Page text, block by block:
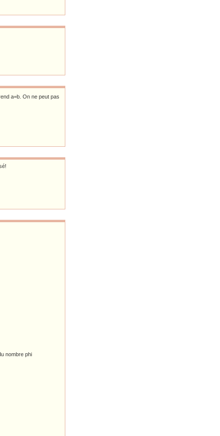
a=b. On ne peut pas
nombre phi